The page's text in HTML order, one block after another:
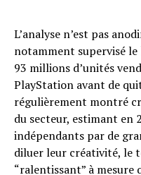
L’analyse n’est pas
notamment supervisé
93 millions d’unités
PlayStation avant de
régulièrement montré
du secteur, estimant en
indépendants par de
diluer leur créativité, le
“ralentissant” à